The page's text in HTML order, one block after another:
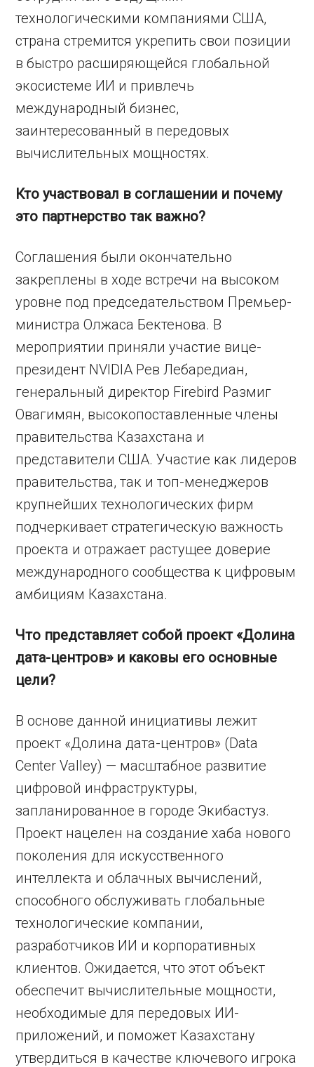
технологическими компаниями США,
страна стремится укрепить свои позиции
в быстро расширяющейся глобальной
экосистеме ИИ и привлечь
международный бизнес,
заинтересованный в передовых
вычислительных мощностях.
Кто участвовал в соглашении и почему
это партнерство так важно?
Соглашения были окончательно
закреплены в ходе встречи на высоком
уровне под председательством Премьер-
министра Олжаса Бектенова. В
мероприятии приняли участие вице-
президент NVIDIA Рев Лебаредиан,
генеральный директор Firebird Размиг
Овагимян, высокопоставленные члены
правительства Казахстана и
представители США. Участие как лидеров
правительства, так и топ-менеджеров
крупнейших технологических фирм
подчеркивает стратегическую важность
проекта и отражает растущее доверие
международного сообщества к цифровым
амбициям Казахстана.
Что представляет собой проект «Долина
дата-центров» и каковы его основные
цели?
В основе данной инициативы лежит
проект «Долина дата-центров» (Data
Center Valley) — масштабное развитие
цифровой инфраструктуры,
запланированное в городе Экибастуз.
Проект нацелен на создание хаба нового
поколения для искусственного
интеллекта и облачных вычислений,
способного обслуживать глобальные
технологические компании,
разработчиков ИИ и корпоративных
клиентов. Ожидается, что этот объект
обеспечит вычислительные мощности,
необходимые для передовых ИИ-
приложений, и поможет Казахстану
утвердиться в качестве ключевого игрока